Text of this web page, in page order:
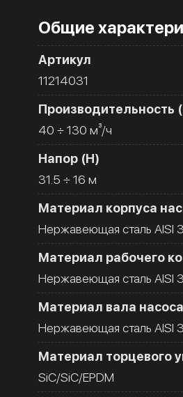
Общие
Артикул
11214031
Производительность
40 ÷ 130 м³/ч
Напор (H)
31.5 ÷ 16 м
Материал корпуса
Нержавеющая сталь AISI
Материал рабочего
Нержавеющая сталь AISI
Материал вала насоса
Нержавеющая сталь AISI
Материал торцевого
SiC/SiC/EPDM